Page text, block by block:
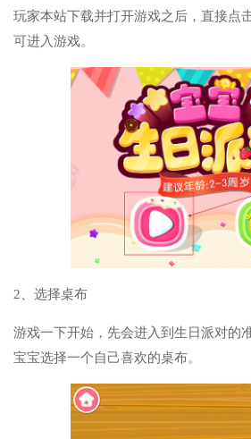
玩家本站下载并打开游戏之后，直接点
可进入游戏。
2、选择桌布
游戏一下开始，先会进入到生日派对的
宝宝选择一个自己喜欢的桌布。